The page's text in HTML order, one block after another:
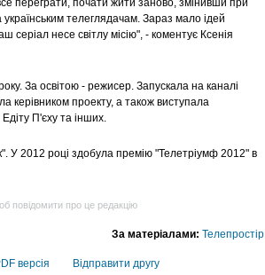
переграти, почати жити заново, змінивши при
телеглядачам. Зараз мало ідей
серіал несе світлу місію", - коментує Ксенія
За освітою - режисер. Запускала на каналі
керівником проекту, а також виступала
П'єху та інших.
У 2012 році здобула премію "Телетріумф 2012" в
повідомити про це редакцію
За матеріалами: Телепростір
версія Відправити другу